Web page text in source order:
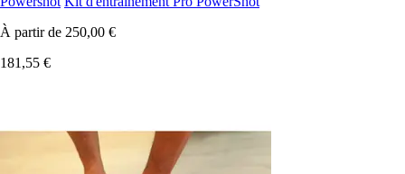
À partir de 250,00 €
181,55 €